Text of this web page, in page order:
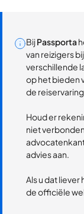
BijPassporta
van reizigers
verschillende
op het bieden
de
Houd er
niet
advies aan.
Als u dat liever
de officiële